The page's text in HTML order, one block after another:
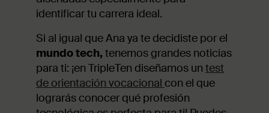
identificar tu carrera ideal.
Si al igual que Ana ya te decidiste por el
mundo tech, tenemos grandes noticias
para ti: ¡en TripleTen diseñamos un test
de orientación vocacional con el que
lograrás conocer qué profesión